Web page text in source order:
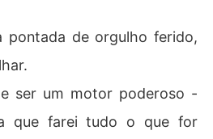
pontada de orgulho ferido,
ser um motor poderoso -
que farei tudo o que for